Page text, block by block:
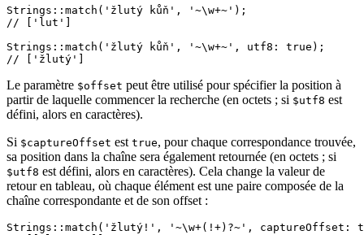
Strings::match('žlutý kůň', '~\w+~');
// ['lut']
Strings::match('žlutý kůň', '~\w+~', utf8: true);
Le paramètre $offset peut être utilisé pour spécifier la position à
partir de laquelle commencer la recherche (en octets ; si $utf8 est
défini, alors en caractères).
Si $captureOffset est true, pour chaque correspondance trouvée,
sa position dans la chaîne sera également retournée (en octets ; si
$utf8 est défini, alors en caractères). Cela change la valeur de
retour en tableau, où chaque élément est une paire composée de la
chaîne correspondante et de son offset :
Strings::match('žlutý!', '~\w+(!+)?~', captureOffset: